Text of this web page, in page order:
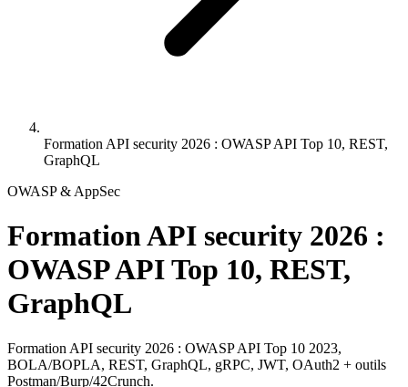
Formation API security 2026 : OWASP API Top 10, REST,
GraphQL
OWASP & AppSec
Formation API security 2026 :
OWASP API Top 10, REST,
GraphQL
Formation API security 2026 : OWASP API Top 10 2023,
BOLA/BOPLA, REST, GraphQL, gRPC, JWT, OAuth2 + outils
Postman/Burp/42Crunch.